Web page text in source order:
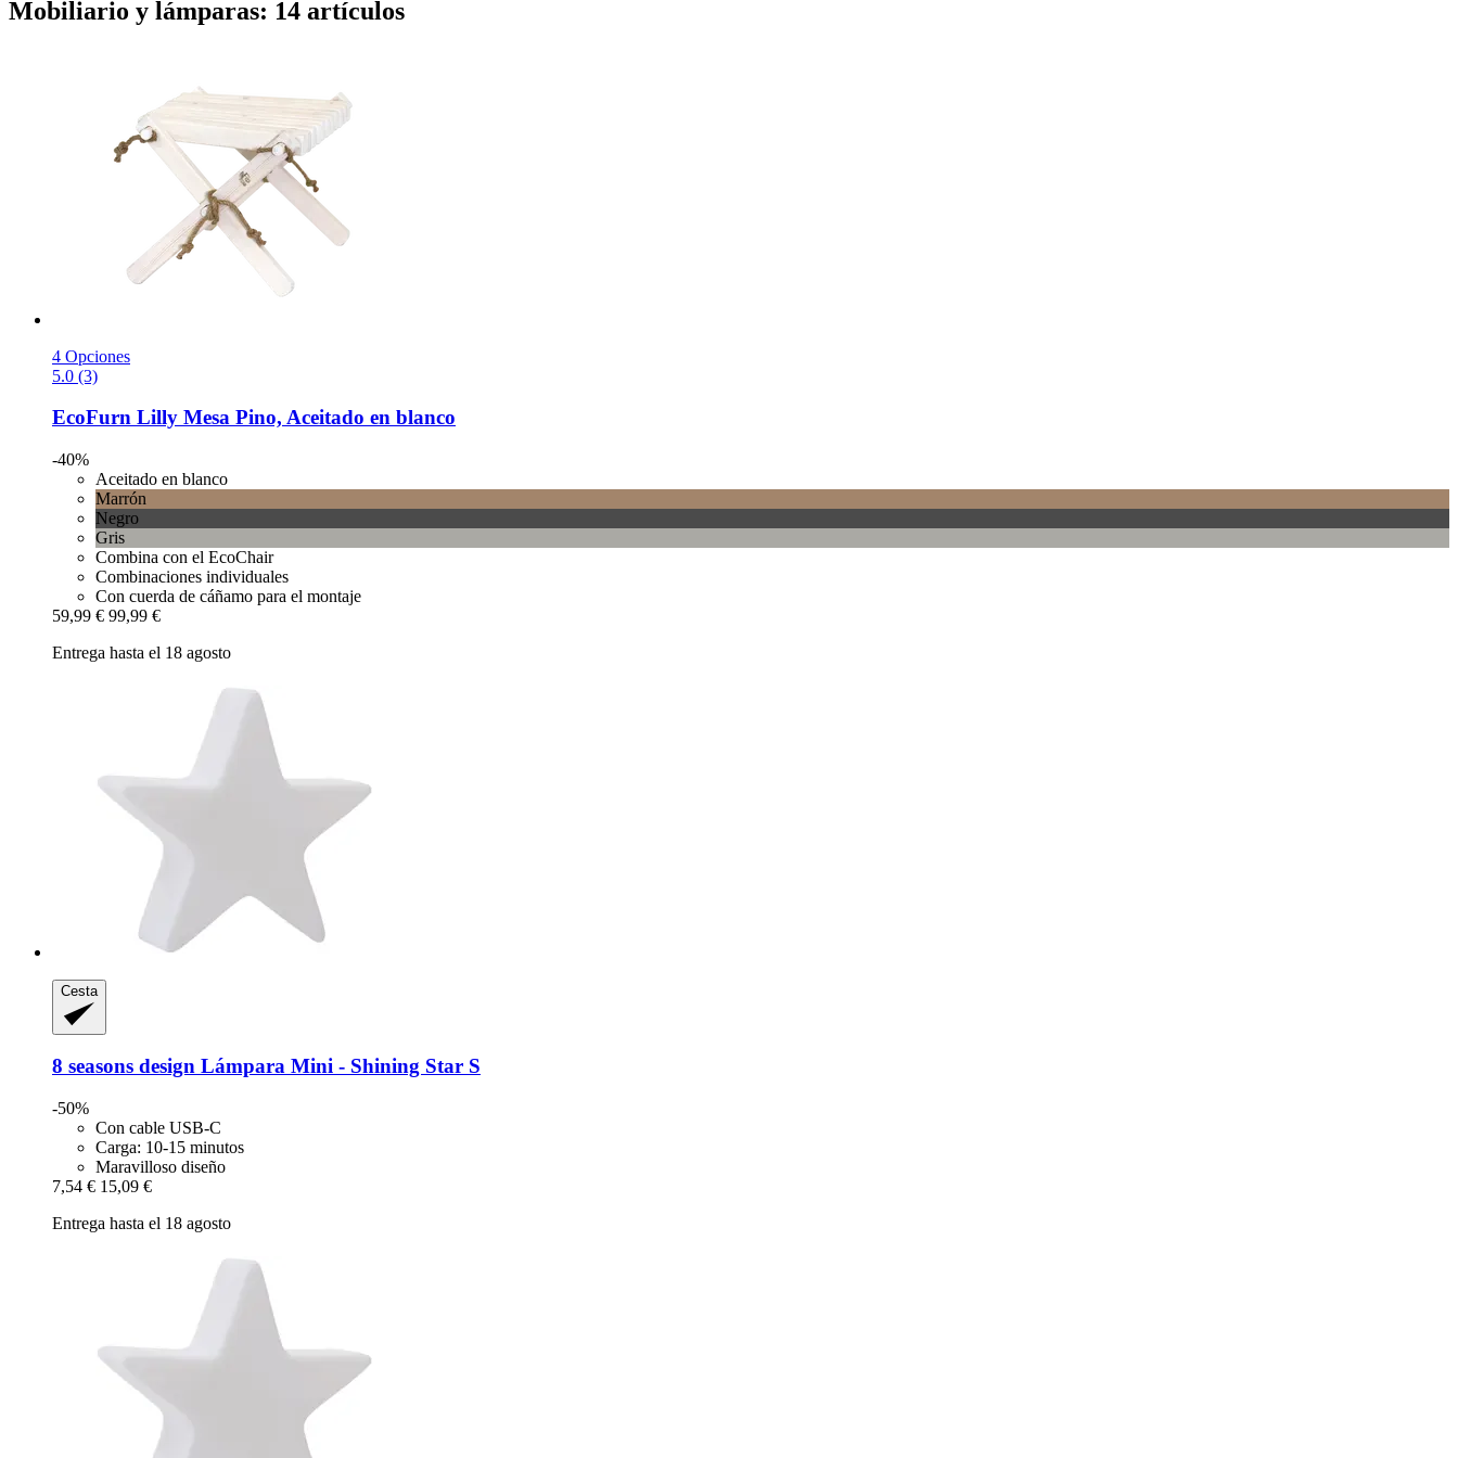
Mobiliario y lámparas: 14 artículos
4 Opciones
5.0 (3)
EcoFurn Lilly Mesa Pino, Aceitado en blanco
-40%
Aceitado en blanco
Marrón
Negro
Gris
Combina con el EcoChair
Combinaciones individuales
Con cuerda de cáñamo para el montaje
59,99 € 99,99 €
Entrega hasta el 18 agosto
Cesta
8 seasons design Lámpara Mini -​ Shining Star S
-50%
Con cable USB-C
Carga: 10-15 minutos
Maravilloso diseño
7,54 € 15,09 €
Entrega hasta el 18 agosto